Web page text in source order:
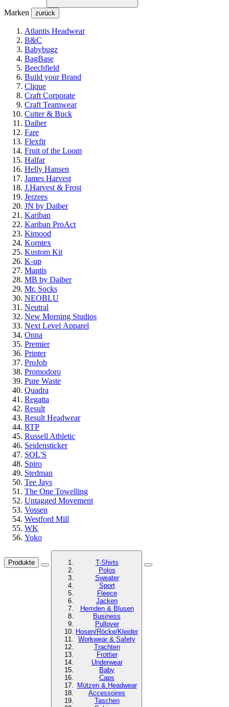
Marken zurück
Atlantis Headwear
B&C
Babybugz
BagBase
Beechfield
Build your Brand
Clique
Craft Corporate
Craft Teamwear
Cutter & Buck
Daiber
Fare
Flexfit
Fruit of the Loom
Halfar
Helly Hansen
James Harvest
J.Harvest & Frost
Jerzees
JN by Daiber
Kariban
Kariban ProAct
Kimood
Korntex
Kustom Kit
K-up
Mantis
MB by Daiber
Mr. Socks
NEOBLU
Neutral
New Morning Studios
Next Level Apparel
Onna
Premier
Printer
ProJob
Promodoro
Pure Waste
Quadra
Regatta
Result
Result Headwear
RTP
Russell Athletic
Seidensticker
SOL'S
Spiro
Stedman
Tee Jays
The One Towelling
Untagged Movement
Vossen
Westford Mill
WK
Yoko
Produkte
T-Shirts
Polos
Sweater
Sport
Fleece
Jacken
Hemden & Blusen
Business
Pullover
Hosen/Röcke/Kleider
Workwear & Safety
Trachten
Frottier
Underwear
Baby
Caps
Mützen & Headwear
Accessoires
Taschen